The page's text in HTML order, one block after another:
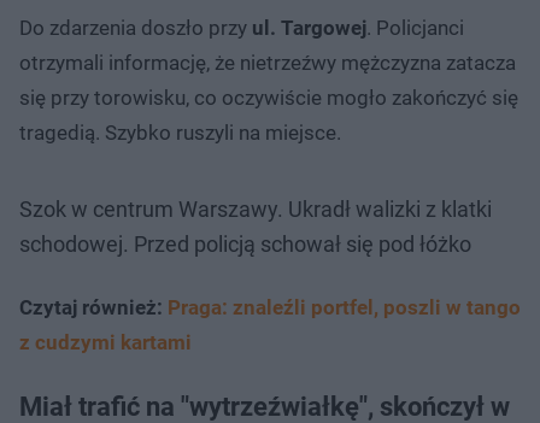
Do zdarzenia doszło przy ul. Targowej. Policjanci
otrzymali informację, że nietrzeźwy mężczyzna zatacza
się przy torowisku, co oczywiście mogło zakończyć się
tragedią. Szybko ruszyli na miejsce.
Szok w centrum Warszawy. Ukradł walizki z klatki
schodowej. Przed policją schował się pod łóżko
Czytaj również: Praga: znaleźli portfel, poszli w tango
z cudzymi kartami
Miał trafić na "wytrzeźwiałkę", skończył w